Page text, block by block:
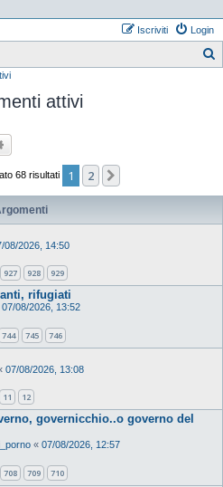
Login
Iscriviti
attivi
68 risultati 1 2
08/2026, 14:50
927 928 929
rifugiati
07/08/2026, 13:52
744 745 746
07/08/2026, 13:08
11 12
governicchio..o governo del
« 07/08/2026, 12:57
708 709 710